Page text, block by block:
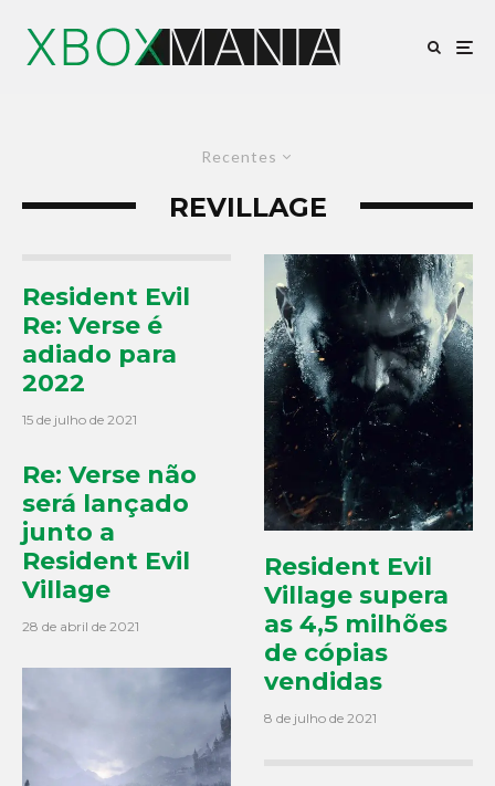
Recentes
REVILLAGE
Resident Evil
Re: Verse é
adiado para
2022
15 de julho de 2021
Re: Verse não
será lançado
junto a
Resident Evil
Village
28 de abril de 2021
Resident Evil
Village supera
as 4,5 milhões
de cópias
vendidas
8 de julho de 2021